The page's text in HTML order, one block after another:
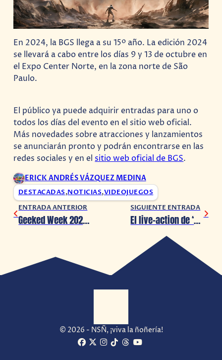
En 2024, la BGS llega a su 15º año. La edición 2024
se llevará a cabo entre los días 9 y 13 de octubre en
el Expo Center Norte, en la zona norte de São
Paulo.
El público ya puede adquirir entradas para uno o
todos los días del evento en el sitio web oficial.
Más novedades sobre atracciones y lanzamientos
se anunciarán pronto y podrán encontrarse en las
redes sociales y en el sitio web oficial de BGS.
ERICK ANDRÉS VÁZQUEZ MEDINA
DESTACADAS,NOTICIAS,VIDEOJUEGOS
ENTRADA ANTERIOR
Geeked Week 2024: ‘Splinter Cell: Deathwatch’ lanza su primer avance
SIGUIENTE ENTRADA
El live-action de ‘Like a Dragon: Yakuza’ lanza nuevo avance
© 2026 - NSÑ, ¡viva la ñoñería!